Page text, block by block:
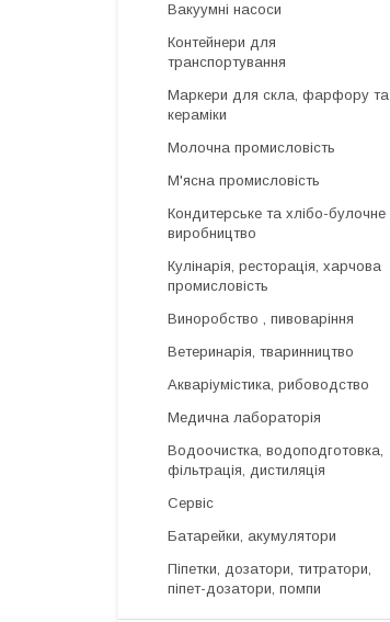
Вакуумні насоси
Контейнери для
транспортування
Маркери для скла, фарфору та
кераміки
Молочна промисловість
М'ясна промисловість
Кондитерське та хлібо-булочне
виробництво
Кулінарія, ресторація, харчова
промисловість
Виноробство , пивоваріння
Ветеринарія, тваринництво
Акваріумістика, рибоводство
Медична лабораторія
Водоочистка, водоподготовка,
фільтрація, дистиляція
Сервіс
Батарейки, акумулятори
Піпетки, дозатори, титратори,
піпет-дозатори, помпи